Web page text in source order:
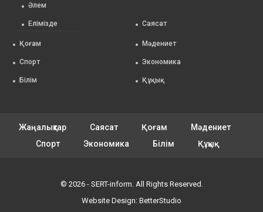
Әлем
Елімізде Саясат
Қоғам Мәдениет
Спорт Экономика
Білім Құқық
Жаңалықтар Саясат Қоғам
Мәдениет
Спорт
Экономика Білім Құқық
© 2026 - SERT-inform. All Rights Reserved.
Website Design: BetterStudio